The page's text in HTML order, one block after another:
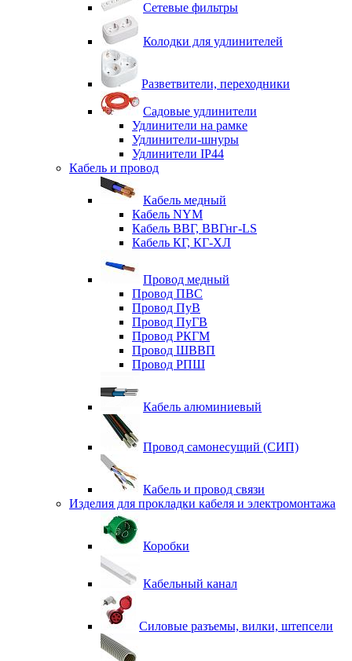
Сетевые фильтры
Колодки для удлинителей
Разветвители, переходники
Садовые удлинители
Удлинители на рамке
Удлинители-шнуры
Удлинители IP44
Кабель и провод
Кабель медный
Кабель NYM
Кабель ВВГ, ВВГнг-LS
Кабель КГ, КГ-ХЛ
Провод медный
Провод ПВС
Провод ПуВ
Провод ПуГВ
Провод РКГМ
Провод ШВВП
Провод РПШ
Кабель алюминиевый
Провод самонесущий (СИП)
Кабель и провод связи
Изделия для прокладки кабеля и электромонтажа
Коробки
Кабельный канал
Силовые разъемы, вилки, штепсели